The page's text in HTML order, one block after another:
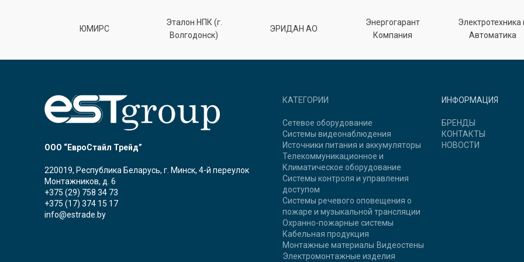
ЮМИРС
Эталон НПК (г.
Волгодонск)
ЭРИДАН АО
Энергогарант
Компания
Электротехника
Автоматика
ООО “ЕвроСтайл Трейд”
220019, Республика Беларусь, г. Минск, 4-й переулок
Монтажников, д. 6
+375 (29) 758 34 73
+375 (17) 374 15 17
info@estrade.by
КАТЕГОРИИ
Сетевое оборудование
Системы видеонаблюдения
Источники питания и аккумуляторы
Телекоммуникационное и
Климатическое оборудование
Системы контроля и управления
доступом
Системы речевого оповещения о
пожаре и музыкальной трансляции
Охранно-пожарные системы
Кабельная продукция
Монтажные материалы Видеостены
Электромонтажные изделия
ИНФОРМАЦИЯ
БРЕНДЫ
КОНТАКТЫ
НОВОСТИ